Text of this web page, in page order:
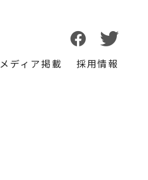
メディア掲載 採用情報